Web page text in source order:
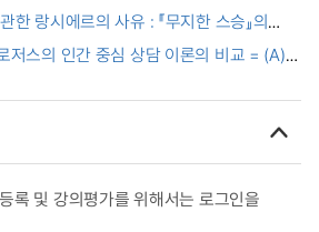
한 랑시에르의 사유 : 『무지한 스승』의
: Study of Reading 《Le Maître
저스의 인간 중심 상담 이론의 비교 = (A)
록 및 강의평가를 위해서는 로그인을